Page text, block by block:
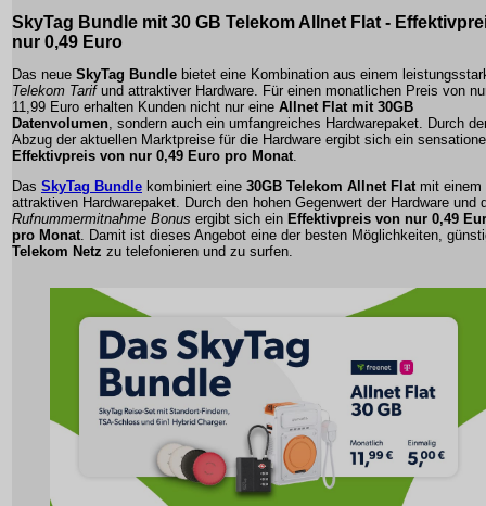
SkyTag Bundle mit 30 GB Telekom Allnet Flat -
nur 0,49 Euro
Das neue SkyTag Bundle bietet eine Kombination aus einem
Telekom Tarifund attraktiver Hardware. Für einen monatlichen Preis von
11,99 Euro erhalten Kunden nicht nur eine Allnet Flat mit 30GB
Datenvolumen , sondern auch ein umfangreiches Hardwarepaket. Durch
Abzug der aktuellen Marktpreise für die Hardware ergibt sich ein
Effektivpreis von nur 0,49 Euro pro Monat
Das SkyTag Bundle kombiniert eine 30GB Telekom Allnet Flat mit einem
attraktiven Hardwarepaket. Durch den hohen Gegenwert der Hardware und
Rufnummermitnahme Bonus ergibt sich ein Effektivpreis von nur 0,49
pro Monat . Damit ist dieses Angebot eine der besten Möglichkeiten,
Telekom Netz zu telefonieren und zu surfen.